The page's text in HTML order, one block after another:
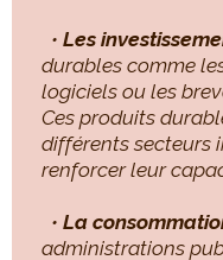
• Les
durables comme
logiciels ou les
Ces produits
différents secteurs
renforcer leur
• La
administrations